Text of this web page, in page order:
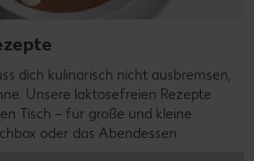
dich kulinarisch nicht ausbremsen,
Unsere laktosefreien Rezepte
Tisch – für große und kleine
oder das Abendessen.